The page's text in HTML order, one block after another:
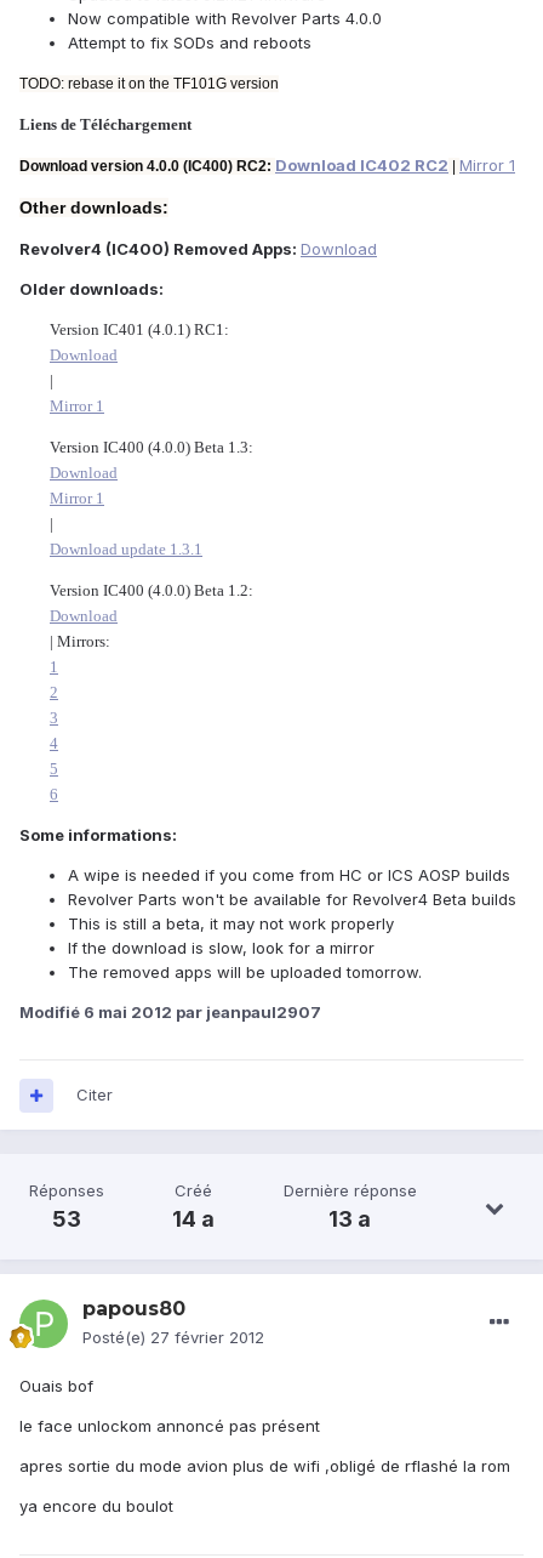
Now compatible with Revolver Parts 4.0.0
Attempt to fix SODs and reboots
TODO: rebase it on the TF101G version
Liens de Téléchargement
Download version 4.0.0 (IC400) RC2: Download IC402 RC2 | Mirror 1
Other downloads:
Revolver4 (IC400) Removed Apps: Download
Older downloads:
Version IC401 (4.0.1) RC1:
Download
|
Mirror 1
Version IC400 (4.0.0) Beta 1.3:
Download
Mirror 1
|
Download update 1.3.1
Version IC400 (4.0.0) Beta 1.2:
Download
| Mirrors:
1
2
3
4
5
6
Some informations:
A wipe is needed if you come from HC or ICS AOSP builds
Revolver Parts won't be available for Revolver4 Beta builds
This is still a beta, it may not work properly
If the download is slow, look for a mirror
The removed apps will be uploaded tomorrow.
Modifié 6 mai 2012 par jeanpaul2907
Citer
Réponses
53
Créé
14 a
Dernière réponse
13 a
papous80
Posté(e) 27 février 2012
Ouais bof
le face unlockom annoncé pas présent
apres sortie du mode avion plus de wifi ,obligé de rflashé la rom
ya encore du boulot